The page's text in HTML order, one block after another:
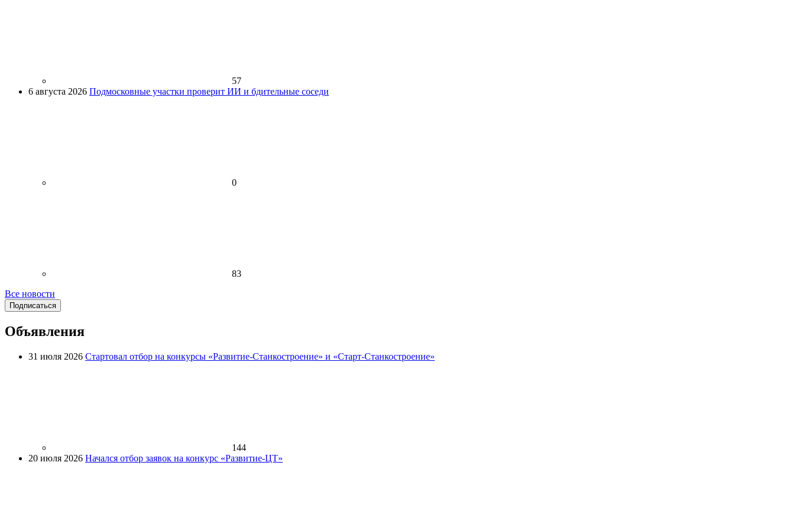
57
6 августа 2026 Подмосковные участки проверит ИИ и бдительные соседи
0
83
Все новости
Подписаться
Объявления
31 июля 2026 Стартовал отбор на конкурсы «Развитие-Станкостроение» и «Старт-Станкостроение»
144
20 июля 2026 Начался отбор заявок на конкурс «Развитие-ЦТ»